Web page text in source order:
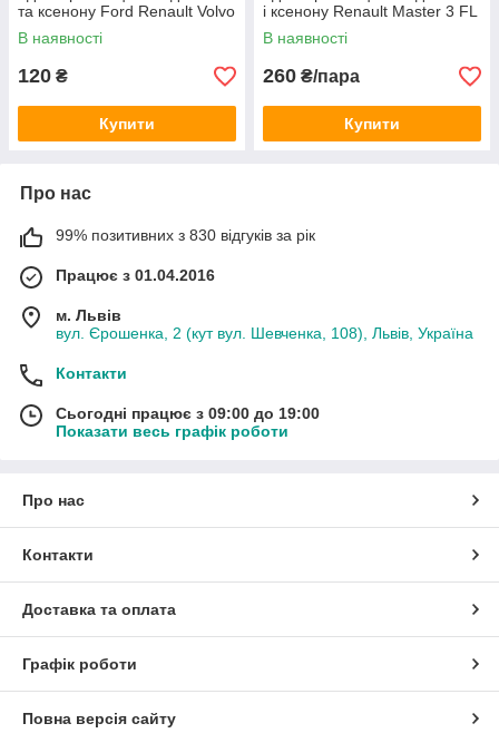
та ксенону Ford Renault Volvo
(150040)
В наявності
120 ₴
Купити
і ксенону Renault Master 3 FL
2019-2024 (150043)
В наявності
260 ₴/пара
Купити
Про нас
99% позитивних з 830 відгуків за рік
Працює з 01.04.2016
м. Львів
вул. Єрошенка, 2 (кут вул. Шевченка, 108), Львів, Україна
Контакти
Сьогодні працює з 09:00 до 19:00
Показати весь графік роботи
Про нас
Контакти
Доставка та оплата
Графік роботи
Повна версія сайту